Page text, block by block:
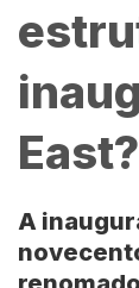
East?
A